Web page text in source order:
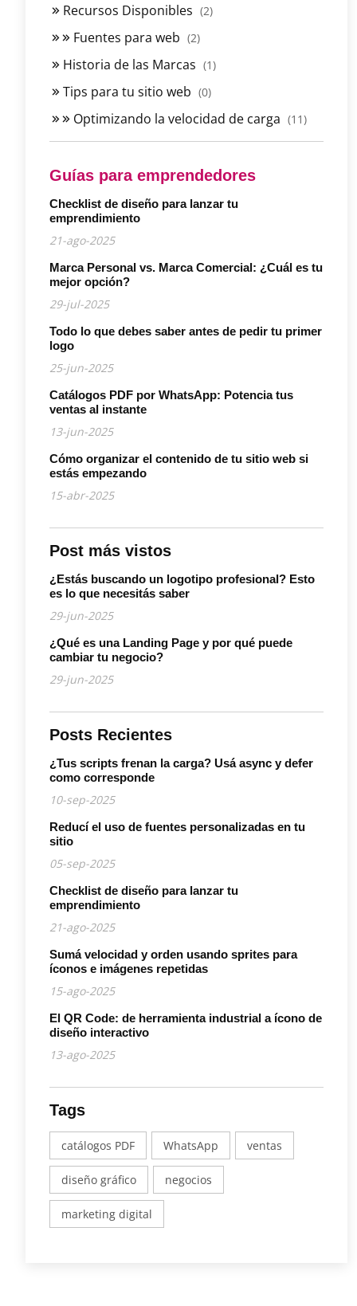
Recursos Disponibles (2)
Fuentes para web (2)
Historia de las Marcas (1)
Tips para tu sitio web (0)
Optimizando la velocidad de carga (11)
Guías para emprendedores
Checklist de diseño para lanzar tu
emprendimiento
21-ago-2025
Marca Personal vs. Marca Comercial: ¿Cuál es tu
mejor opción?
29-jul-2025
Todo lo que debes saber antes de pedir tu primer
logo
25-jun-2025
Catálogos PDF por WhatsApp: Potencia tus
ventas al instante
13-jun-2025
Cómo organizar el contenido de tu sitio web si
estás empezando
15-abr-2025
Post más vistos
¿Estás buscando un logotipo profesional? Esto
es lo que necesitás saber
29-jun-2025
¿Qué es una Landing Page y por qué puede
cambiar tu negocio?
29-jun-2025
Posts Recientes
¿Tus scripts frenan la carga? Usá async y defer
como corresponde
10-sep-2025
Reducí el uso de fuentes personalizadas en tu
sitio
05-sep-2025
Checklist de diseño para lanzar tu
emprendimiento
21-ago-2025
Sumá velocidad y orden usando sprites para
íconos e imágenes repetidas
15-ago-2025
El QR Code: de herramienta industrial a ícono de
diseño interactivo
13-ago-2025
Tags
catálogos PDF WhatsApp ventas
diseño gráfico negocios
marketing digital